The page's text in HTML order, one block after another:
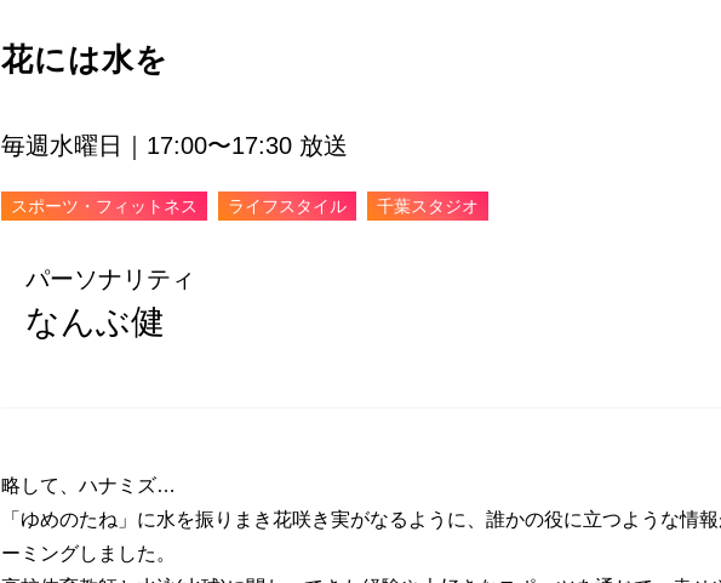
花には水を
毎週水曜日｜17:00〜17:30 放送
スポーツ・フィットネス ライフスタイル 千葉スタジオ
パーソナリティ
なんぶ健
略して、ハナミズ…
「ゆめのたね」に水を振りまき花咲き実がなるように、誰かの役に立つような情
ーミングしました。